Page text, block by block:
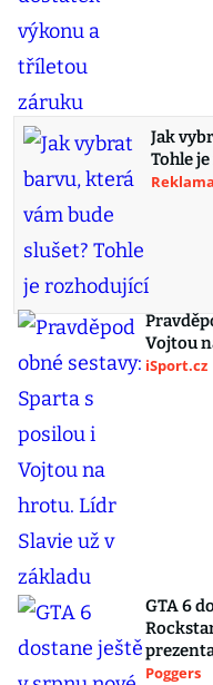
Jak
Tohle
Reklama
Vojtou
iSport.cz
GTA 6
Poggers